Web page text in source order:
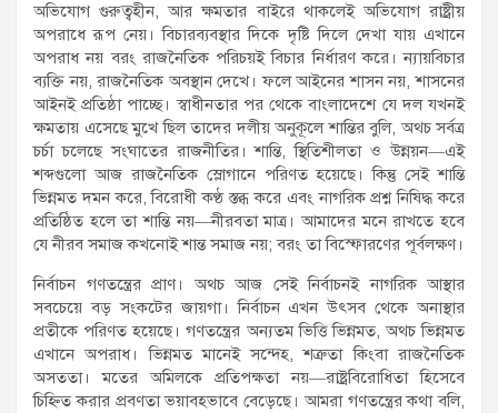
অভিযোগ গুরুত্বহীন, আর ক্ষমতার বাইরে থাকলেই অভিযোগ রাষ্ট্রীয়
অপরাধে রূপ নেয়। বিচারব্যবস্থার দিকে দৃষ্টি দিলে দেখা যায় এখানে
অপরাধ নয় বরং রাজনৈতিক পরিচয়ই বিচার নির্ধারণ করে। ন্যায়বিচার
ব্যক্তি নয়, রাজনৈতিক অবস্থান দেখে। ফলে আইনের শাসন নয়, শাসনের
আইনই প্রতিষ্ঠা পাচ্ছে। স্বাধীনতার পর থেকে বাংলাদেশে যে দল যখনই
ক্ষমতায় এসেছে মুখে ছিল তাদের দলীয় অনুকূলে শান্তির বুলি, অথচ সর্বত্র
চর্চা চলেছে সংঘাতের রাজনীতির। শান্তি, স্থিতিশীলতা ও উন্নয়ন—এই
শব্দগুলো আজ রাজনৈতিক স্লোগানে পরিণত হয়েছে। কিন্তু সেই শান্তি
ভিন্নমত দমন করে, বিরোধী কণ্ঠ স্তব্ধ করে এবং নাগরিক প্রশ্ন নিষিদ্ধ করে
প্রতিষ্ঠিত হলে তা শান্তি নয়—নীরবতা মাত্র। আমাদের মনে রাখতে হবে
যে নীরব সমাজ কখনোই শান্ত সমাজ নয়; বরং তা বিস্ফোরণের পূর্বলক্ষণ।
নির্বাচন গণতন্ত্রের প্রাণ। অথচ আজ সেই নির্বাচনই নাগরিক আস্থার
সবচেয়ে বড় সংকটের জায়গা। নির্বাচন এখন উৎসব থেকে অনাস্থার
প্রতীকে পরিণত হয়েছে। গণতন্ত্রের অন্যতম ভিত্তি ভিন্নমত, অথচ ভিন্নমত
এখানে অপরাধ। ভিন্নমত মানেই সন্দেহ, শত্রুতা কিংবা রাজনৈতিক
অসততা। মতের অমিলকে প্রতিপক্ষতা নয়—রাষ্ট্রবিরোধিতা হিসেবে
চিহ্নিত করার প্রবণতা ভয়াবহভাবে বেড়েছে। আমরা গণতন্ত্রের কথা বলি,